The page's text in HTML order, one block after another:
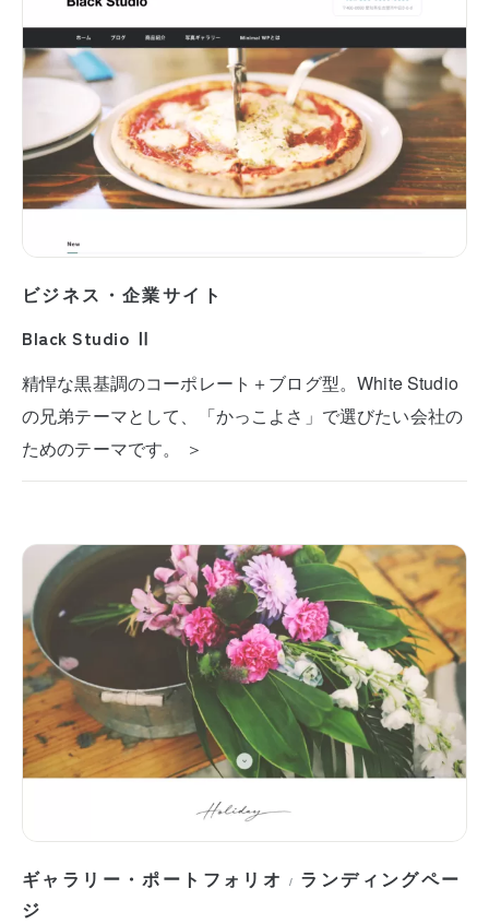
ビジネス・企業サイト
Black Studio Ⅱ
精悍な黒基調のコーポレート＋ブログ型。White Studio
の兄弟テーマとして、「かっこよさ」で選びたい会社の
ためのテーマです。 ＞
ギャラリー・ポートフォリオ / ランディングペー
ジ